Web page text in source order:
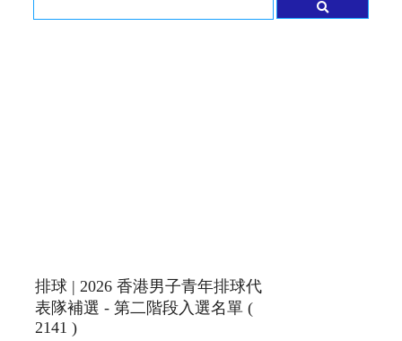
排球 | 2026 香港男子青年排球代
表隊補選 - 第二階段入選名單 (
2141 )